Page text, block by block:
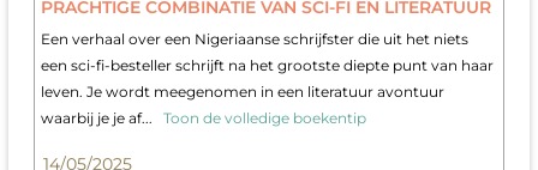
PRACHTIGE COMBINATIE VAN SCI-FI EN LITERATUUR
Een verhaal over een Nigeriaanse schrijfster die uit het niets
een sci-fi-besteller schrijft na het grootste diepte punt van haar
leven. Je wordt meegenomen in een literatuur avontuur
waarbij je je af...
Toon de volledige boekentip
14/05/2025